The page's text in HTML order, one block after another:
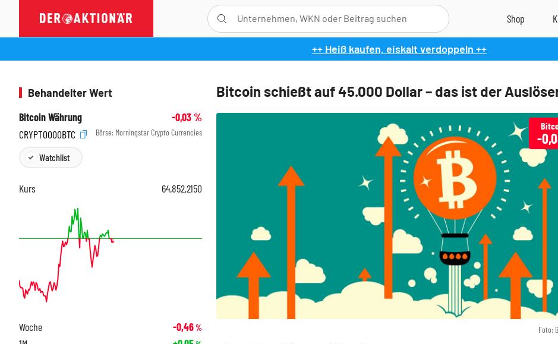
++ Heiß kaufen, eiskalt verdoppeln ++
Bitcoin schießt auf 45.000 Dollar – das ist der
Foto:
-
Behandelter Wert
Bitcoin Währung
-0,03%
CRYPT0000BTC
Börse: Morningstar Crypto Currencies
Watchlist
Kurs 64.852,2150
Woche -0,46%